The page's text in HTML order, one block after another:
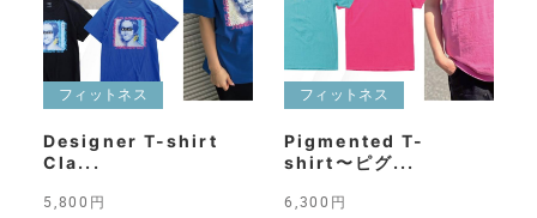
フィットネス
Designer T-shirt
Cla...
5,800円
フィットネス
Pigmented T-
shirt〜ピグ...
6,300円